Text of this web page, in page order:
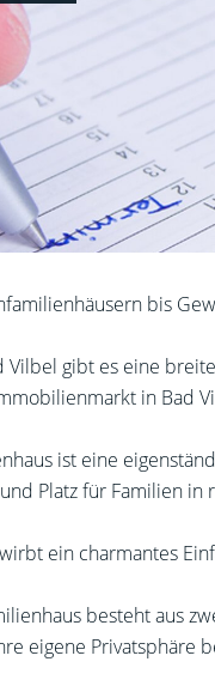
bis
gibt es eine
in Bad
ist eine
Platz für Familien in
ein charmantes
besteht aus
eigene Privatsphäre